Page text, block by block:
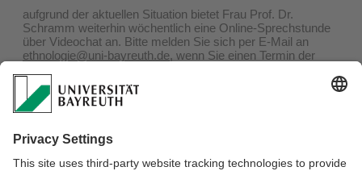
aufgrund der aktuellen Situation bietet Frau Prof. Dr.
Schramm weiterhin wöchentlich eine Online-Sprechstunde
über Videochat an. Bitte melden Sie sich per E-Mail an
ethnologie@uni-bayreuth.de, wenn Sie einen Termin der
erhalten Sie eine Besprechungseinladung mit Uhrzeit und
dem Link zum Videochat.
Di, 08.30 - 09.30 Uhr